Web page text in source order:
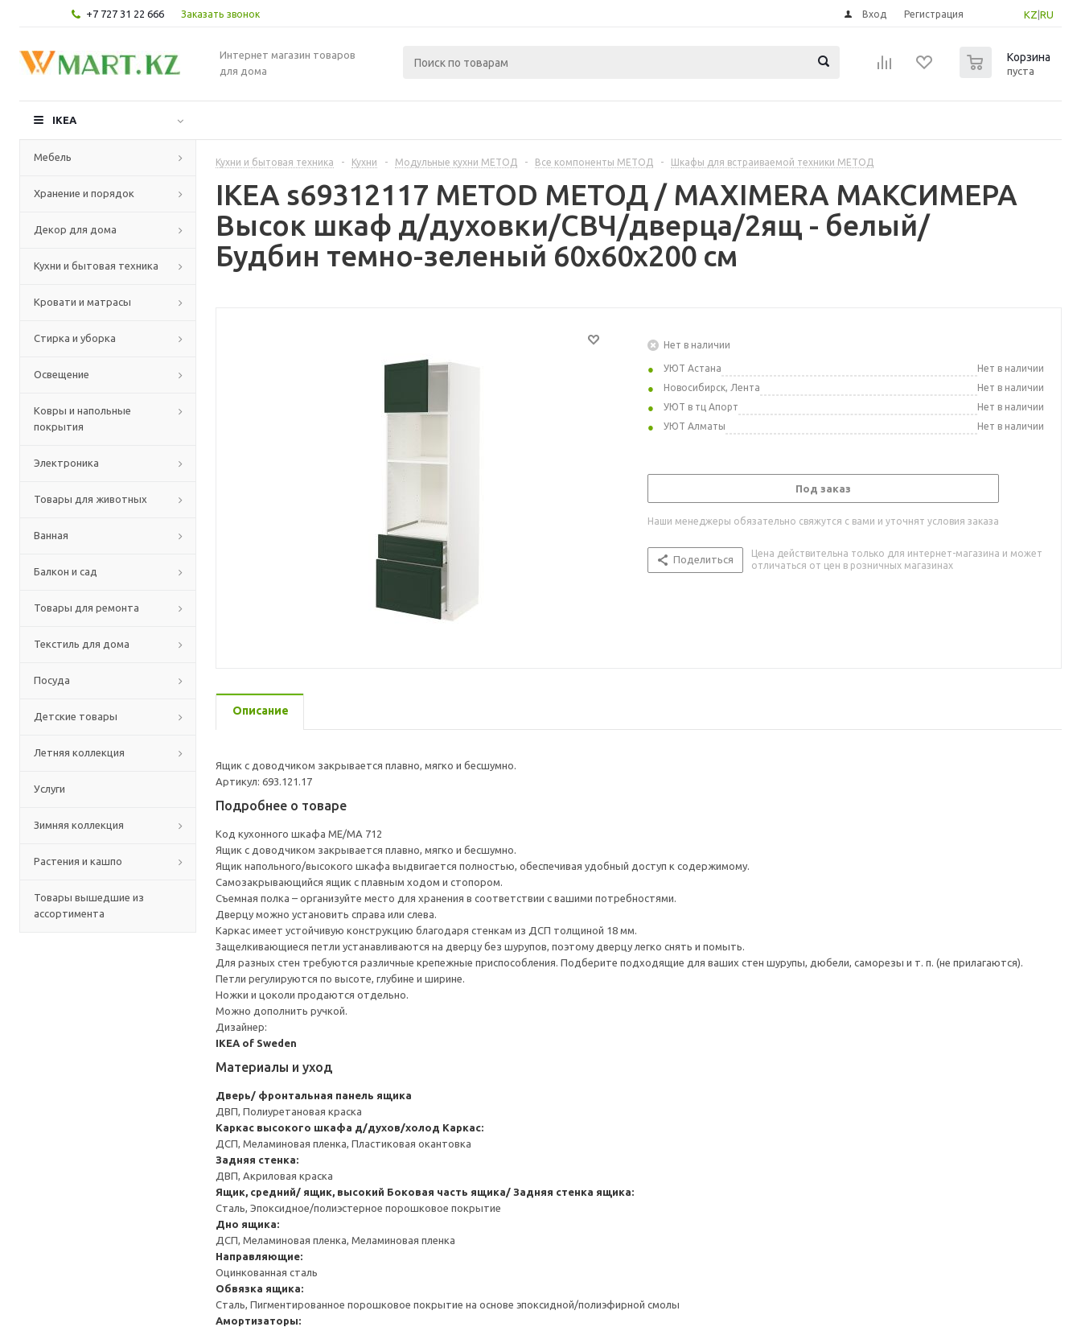
+7 727 31 22 666 Заказать звонок KZ RU
Вход Регистрация
Интернет магазин товаров
для дома
Корзина
пуста
IKEA
Мебель
Хранение и порядок
Декор для дома
Кухни и бытовая техника
Кровати и матрасы
Стирка и уборка
Освещение
Ковры и напольные
покрытия
Электроника
Товары для животных
Ванная
Балкон и сад
Товары для ремонта
Текстиль для дома
Посуда
Детские товары
Летняя коллекция
Услуги
Зимняя коллекция
Растения и кашпо
Товары вышедшие из
ассортимента
Кухни и бытовая техника - Кухни - Модульные кухни МЕТОД - Все компоненты МЕТОД - Шкафы для встраиваемой техники МЕТОД
IKEA s69312117 METOD МЕТОД / MAXIMERA МАКСИМЕРА
Высок шкаф д/духовки/СВЧ/дверца/2ящ - белый/
Будбин темно-зеленый 60x60x200 см
Нет в наличии
УЮТ Астана
Нет в наличии
Новосибирск, Лента
Нет в наличии
УЮТ в тц Апорт
Нет в наличии
УЮТ Алматы
Нет в наличии
Под заказ
Наши менеджеры обязательно свяжутся с вами и уточнят условия заказа
Поделиться
Цена действительна только для интернет-магазина и может
отличаться от цен в розничных магазинах
Описание
Ящик с доводчиком закрывается плавно, мягко и бесшумно.
Артикул: 693.121.17
Подробнее о товаре
Код кухонного шкафа ME/MA 712
Ящик с доводчиком закрывается плавно, мягко и бесшумно.
Ящик напольного/высокого шкафа выдвигается полностью, обеспечивая удобный доступ к содержимому.
Cамозакрывающийся ящик с плавным ходом и стопором.
Съемная полка – организуйте место для хранения в соответствии с вашими потребностями.
Дверцу можно установить справа или слева.
Каркас имеет устойчивую конструкцию благодаря стенкам из ДСП толщиной 18 мм.
Защелкивающиеся петли устанавливаются на дверцу без шурупов, поэтому дверцу легко снять и помыть.
Для разных стен требуются различные крепежные приспособления. Подберите подходящие для ваших стен шурупы, дюбели, саморезы и т. п. (не прилагаются).
Петли регулируются по высоте, глубине и ширине.
Ножки и цоколи продаются отдельно.
Можно дополнить ручкой.
Дизайнер:
IKEA of Sweden
Материалы и уход
Дверь/ фронтальная панель ящика
ДВП, Полиуретановая краска
Каркас высокого шкафа д/духов/холод Каркас:
ДСП, Меламиновая пленка, Пластиковая окантовка
Задняя стенка:
ДВП, Акриловая краска
Ящик, средний/ ящик, высокий Боковая часть ящика/ Задняя стенка ящика:
Сталь, Эпоксидное/полиэстерное порошковое покрытие
Дно ящика:
ДСП, Меламиновая пленка, Меламиновая пленка
Направляющие:
Оцинкованная сталь
Обвязка ящика:
Сталь, Пигментированное порошковое покрытие на основе эпоксидной/полиэфирной смолы
Амортизаторы: